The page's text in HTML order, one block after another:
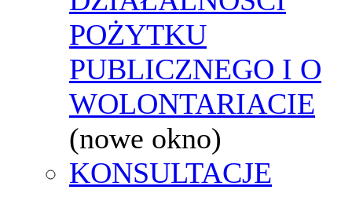
POŻYTKU
PUBLICZNEGO I O
WOLONTARIACIE
(nowe okno)
KONSULTACJE